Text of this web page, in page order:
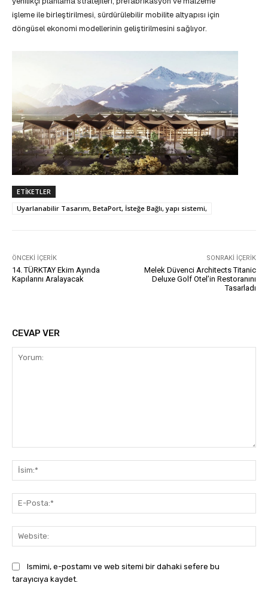
işleme ile birleştirilmesi, sürdürülebilir mobilite altyapısı için
döngüsel ekonomi modellerinin geliştirilmesini sağlıyor.
ETIKETLER
Uyarlanabilir Tasarım, BetaPort, İsteğe Bağlı, yapı sistemi,
ÖNCEKI İÇERIK
14. TÜRKTAY Ekim Ayında
Kapılarını Aralayacak
SONRAKI İÇERIK
Melek Düvenci Architects Titanic
Deluxe Golf Otel’in Restoranını
Tasarladı
CEVAP VER
Ismimi, e-postamı ve web sitemi bir dahaki sefere bu
tarayıcıya kaydet.